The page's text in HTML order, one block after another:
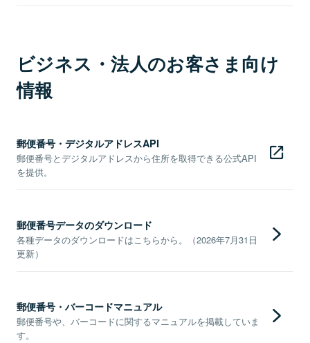
ビジネス・法人のお客さま向け
情報
郵便番号・デジタルアドレスAPI
郵便番号とデジタルアドレスから住所を取得できる公式API
を提供。
郵便番号データのダウンロード
各種データのダウンロードはこちらから。（2026年7月31日
更新）
郵便番号・バーコードマニュアル
郵便番号や、バーコードに関するマニュアルを掲載していま
す。